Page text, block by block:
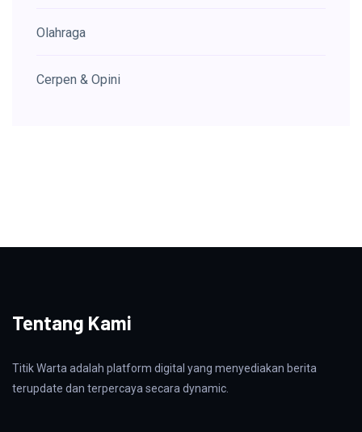
Olahraga
Cerpen & Opini
Tentang Kami
Titik Warta adalah platform digital yang menyediakan berita
terupdate dan terpercaya secara dynamic.